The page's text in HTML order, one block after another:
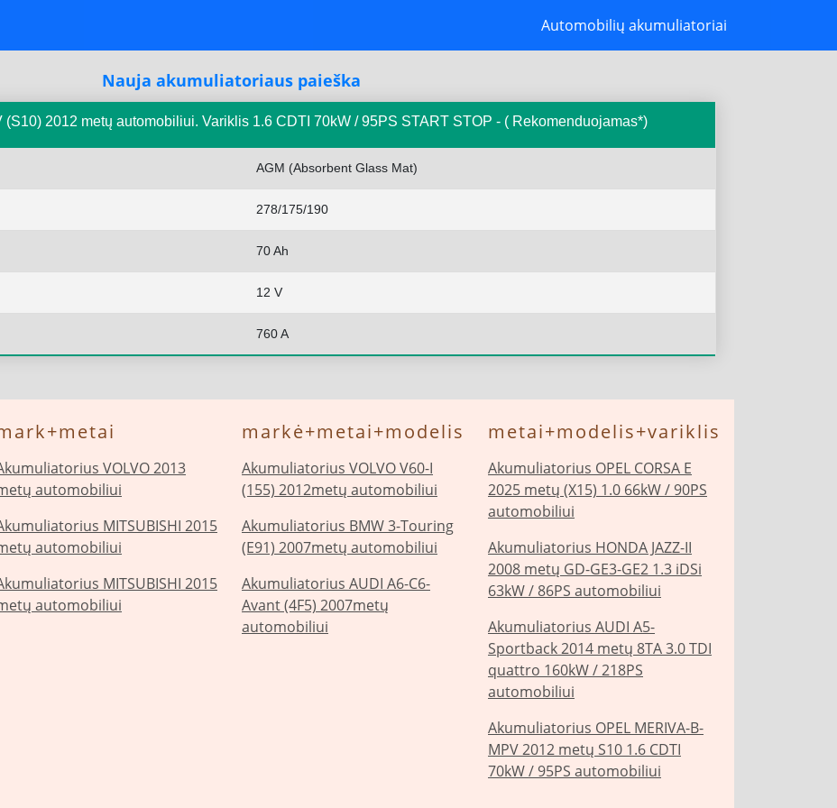
Automobilių akumuliatoriai
Nauja akumuliatoriaus paieška
2012 metų automobiliui. Variklis 1.6 CDTI 70kW / 95PS START STOP - ( Rekomenduojamas*)
AGM (Absorbent Glass Mat)
278/175/190
70 Ah
12 V
760 A
VOLVO 2013
automobiliui
MITSUBISHI 2015
automobiliui
MITSUBISHI 2015
automobiliui
markė+metai+modelis
Akumuliatorius VOLVO V60-I
(155) 2012metų automobiliui
Akumuliatorius BMW 3-Touring
(E91) 2007metų automobiliui
Akumuliatorius AUDI A6-C6-
Avant (4F5) 2007metų
automobiliui
metai+modelis+variklis
Akumuliatorius OPEL CORSA E
2025 metų (X15) 1.0 66kW / 90PS
automobiliui
Akumuliatorius HONDA JAZZ-II
2008 metų GD-GE3-GE2 1.3 iDSi
63kW / 86PS automobiliui
Akumuliatorius AUDI A5-
Sportback 2014 metų 8TA 3.0 TDI
quattro 160kW / 218PS
automobiliui
Akumuliatorius OPEL MERIVA-B-
MPV 2012 metų S10 1.6 CDTI
70kW / 95PS automobiliui